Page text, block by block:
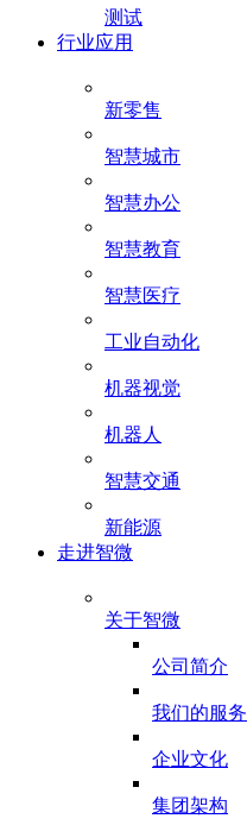
测试
行业应用
新零售
智慧城市
智慧办公
智慧教育
智慧医疗
工业自动化
机器视觉
机器人
智慧交通
新能源
走进智微
关于智微
公司简介
我们的服务
企业文化
集团架构